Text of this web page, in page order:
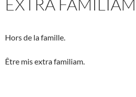
EXTRA FAMILIAM
Hors de la famille.
Être mis extra familiam.